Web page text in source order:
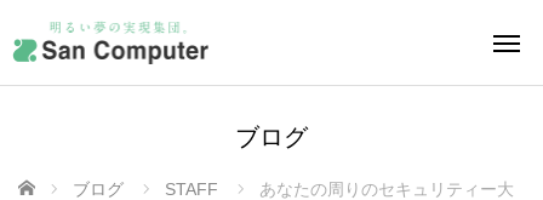
ブログ
ホーム ブログ STAFF
あなたの周りのセキュリティー大